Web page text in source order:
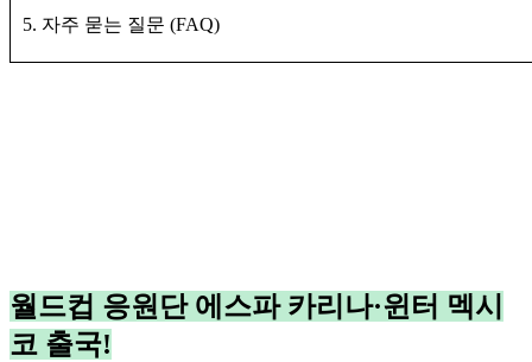
5. 자주 묻는 질문 (FAQ)
월드컵 응원단 에스파 카리나·윈터 멕시
코 출국!